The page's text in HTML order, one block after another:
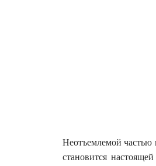
Неотъемлемой частью
становится